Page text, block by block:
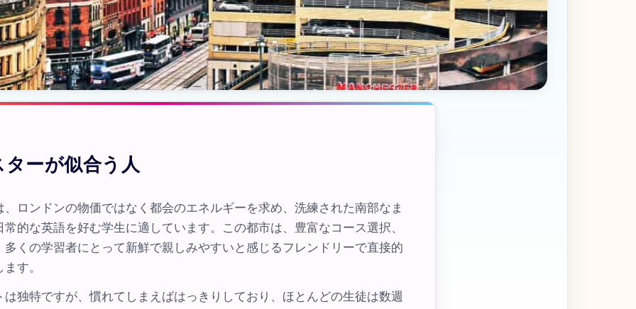
ーが似合う人
ロンドンの物価ではなく都会のエネルギーを求め、洗練された南部なま
的な英語を好む学生に適しています。この都市は、豊富なコース選択、
多くの学習者にとって新鮮で親しみやすいと感じるフレンドリーで直接的
す。
は独特ですが、慣れてしまえばはっきりしており、ほとんどの生徒は数週